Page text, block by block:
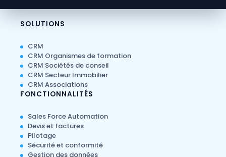
SOLUTIONS
CRM
CRM Organismes de formation
CRM Sociétés de conseil
CRM Secteur Immobilier
CRM Associations
FONCTIONNALITÉS
Sales Force Automation
Devis et factures
Pilotage
Sécurité et conformité
Gestion des données